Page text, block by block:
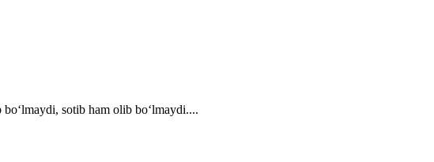
sotib ham olib bo‘lmaydi....